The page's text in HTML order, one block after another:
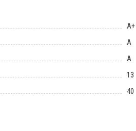
A+
A
A
13
40